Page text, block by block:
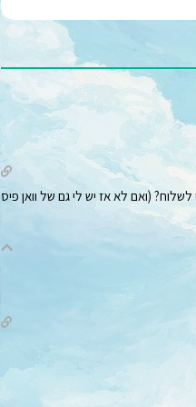
ל
(ואם לא אז יש לי גם של וואן פיס